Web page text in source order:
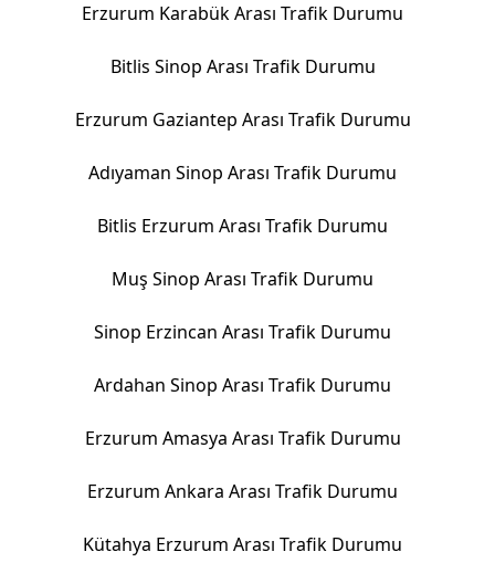
Erzurum Karabük Arası Trafik Durumu
Bitlis Sinop Arası Trafik Durumu
Erzurum Gaziantep Arası Trafik Durumu
Adıyaman Sinop Arası Trafik Durumu
Bitlis Erzurum Arası Trafik Durumu
Muş Sinop Arası Trafik Durumu
Sinop Erzincan Arası Trafik Durumu
Ardahan Sinop Arası Trafik Durumu
Erzurum Amasya Arası Trafik Durumu
Erzurum Ankara Arası Trafik Durumu
Kütahya Erzurum Arası Trafik Durumu